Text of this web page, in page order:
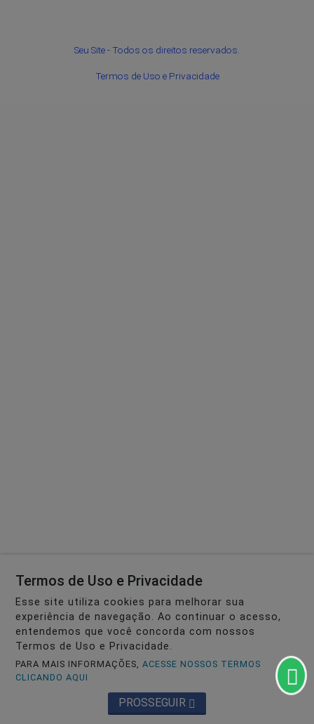
Seu Site - Todos os direitos reservados.
Termos de Uso e Privacidade
Termos de Uso e Privacidade
Esse site utiliza cookies para melhorar sua
experiência de navegação. Ao continuar o acesso,
entendemos que você concorda com nossos
Termos de Uso e Privacidade.
PARA MAIS INFORMAÇÕES,ACESSE NOSSOS TERMOS
CLICANDO AQUI
PROSSEGUIR